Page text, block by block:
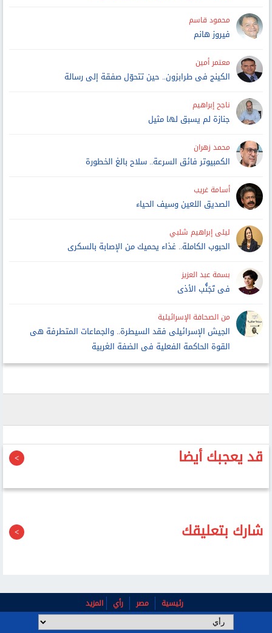
محمود قاسم
فيروز هانم
معتمر أمين
الكينج فى طرابزون.. حين تتحوّل صفقة إلى رسالة
ناجح إبراهيم
جنازة لم يسبق لها مثيل
محمد زهران
الكمبيوتر فائق السرعة.. سلاح بالغ الخطورة
أسامة غريب
الصديق اللعين وسيف الحياء
ليلى إبراهيم شلبي
الحبوب الكاملة.. غذاء يحميك من الإصابة بالسكرى
بسمة عبد العزيز
فى تَجَنُّب الأذى
من الصحافة الإسرائيلية
الجيش الإسرائيلى فقد السيطرة.. والجماعات المتطرفة هى
القوة الحاكمة الفعلية فى الضفة الغربية
قد يعجبك أيضا
شارك بتعليقك
رئيسية مصر رأي المزيد